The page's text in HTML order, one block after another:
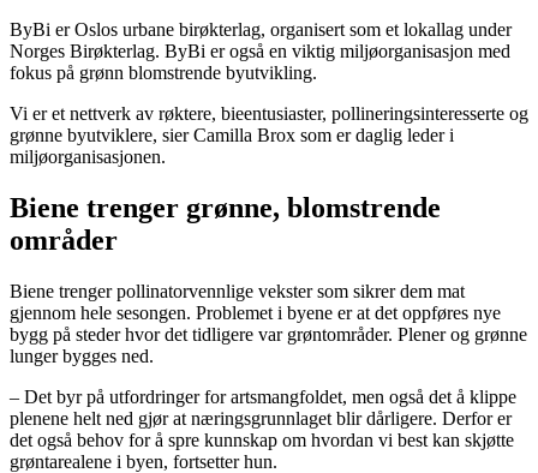
ByBi er Oslos urbane birøkterlag, organisert som et lokallag under
Norges Birøkterlag. ByBi er også en viktig miljøorganisasjon med
fokus på grønn blomstrende byutvikling.
Vi er et nettverk av røktere, bieentusiaster, pollineringsinteresserte og
grønne byutviklere, sier Camilla Brox som er daglig leder i
miljøorganisasjonen.
Biene trenger grønne, blomstrende
områder
Biene trenger pollinatorvennlige vekster som sikrer dem mat
gjennom hele sesongen. Problemet i byene er at det oppføres nye
bygg på steder hvor det tidligere var grøntområder. Plener og grønne
lunger bygges ned.
– Det byr på utfordringer for artsmangfoldet, men også det å klippe
plenene helt ned gjør at næringsgrunnlaget blir dårligere. Derfor er
det også behov for å spre kunnskap om hvordan vi best kan skjøtte
grøntarealene i byen, fortsetter hun.